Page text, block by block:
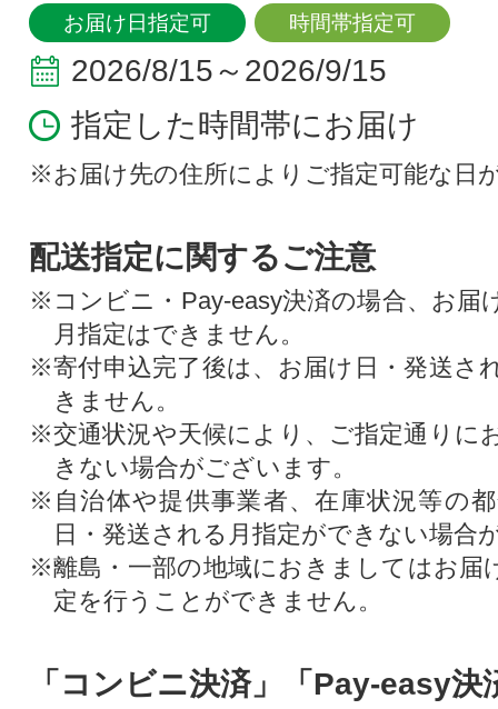
お届け日指定可 時間帯指定可
2026/8/15～2026/9/15
指定した時間帯にお届け
※お届け先の住所によりご指定可能な日
配送指定に関するご注意
※コンビニ・Pay-easy決済の場合、お届
月指定はできません。
※寄付申込完了後は、お届け日・発送さ
きません。
※交通状況や天候により、ご指定通りに
きない場合がございます。
※自治体や提供事業者、在庫状況等の
日・発送される月指定ができない場合
※離島・一部の地域におきましてはお届
定を行うことができません。
「コンビニ決済」「Pay-easy決